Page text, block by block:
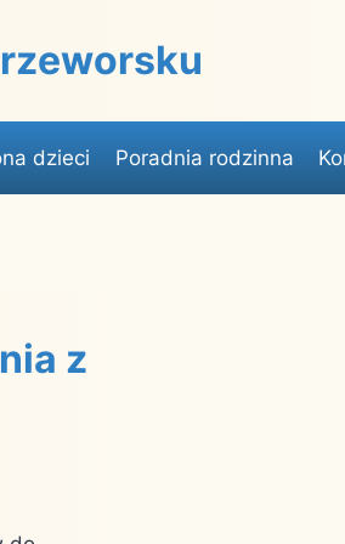
dzieci Poradnia rodzinna
z